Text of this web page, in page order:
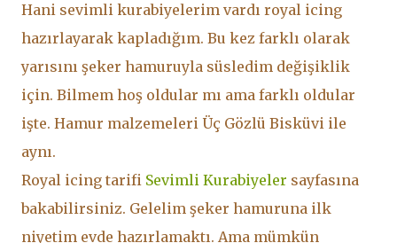
Hani sevimli kurabiyelerim vardı royal icing
hazırlayarak kapladığım. Bu kez farklı olarak
yarısını şeker hamuruyla süsledim değişiklik
için. Bilmem hoş oldular mı ama farklı oldular
işte. Hamur malzemeleri Üç Gözlü Bisküvi ile
aynı.
Royal icing tarifi Sevimli Kurabiyeler sayfasına
bakabilirsiniz. Gelelim şeker hamuruna ilk
niyetim evde hazırlamaktı. Ama mümkün